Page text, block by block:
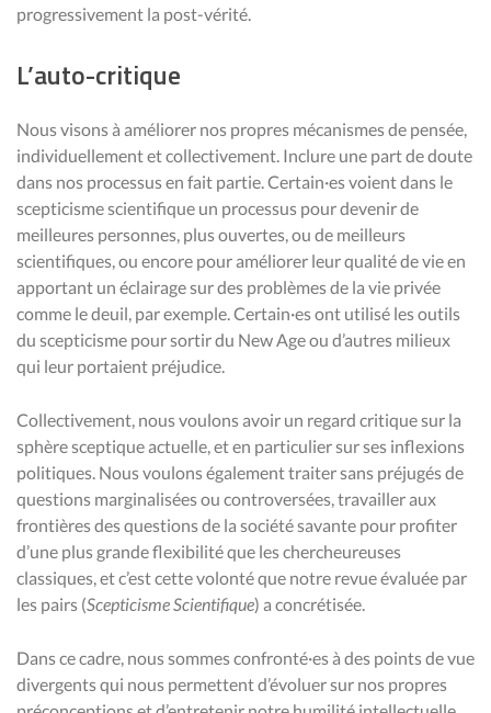
progressivement la post-vérité.
L’auto-critique
Nous visons à améliorer nos propres mécanismes de pensée,
individuellement et collectivement. Inclure une part de doute
dans nos processus en fait partie. Certain·es voient dans le
scepticisme scientifique un processus pour devenir de
meilleures personnes, plus ouvertes, ou de meilleurs
scientifiques, ou encore pour améliorer leur qualité de vie en
apportant un éclairage sur des problèmes de la vie privée
comme le deuil, par exemple. Certain·es ont utilisé les outils
du scepticisme pour sortir du New Age ou d’autres milieux
qui leur portaient préjudice.
Collectivement, nous voulons avoir un regard critique sur la
sphère sceptique actuelle, et en particulier sur ses inflexions
politiques. Nous voulons également traiter sans préjugés de
questions marginalisées ou controversées, travailler aux
frontières des questions de la société savante pour profiter
d’une plus grande flexibilité que les chercheureuses
classiques, et c’est cette volonté que notre revue évaluée par
les pairs (Scepticisme Scientifique) a concrétisée.
Dans ce cadre, nous sommes confronté·es à des points de vue
divergents qui nous permettent d’évoluer sur nos propres